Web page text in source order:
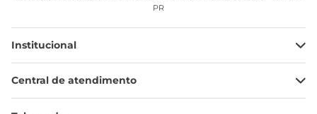
PR
Institucional
Minha Conta
Meus pedidos
Central de atendimento
Ajuda